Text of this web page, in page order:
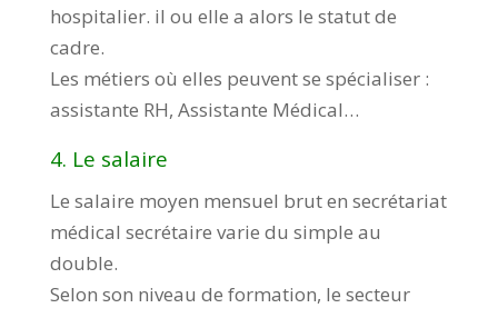
hospitalier. il ou elle a alors le statut de
cadre.
Les métiers où elles peuvent se spécialiser :
assistante RH, Assistante Médical…
4. Le salaire
Le salaire moyen mensuel brut en secrétariat
médical secrétaire varie du simple au
double.
Selon son niveau de formation, le secteur